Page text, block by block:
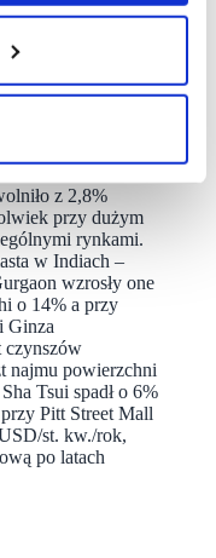
czynszach
uwagę
przy Robson
z 2,8%
przy dużym
rynkami.
w Indiach –
wzrosły one
o 14% a przy
Ginza
czynszów
najmu powierzchni
Tsui spadł o 6%
Pitt Street Mall
st. kw./rok,
po latach